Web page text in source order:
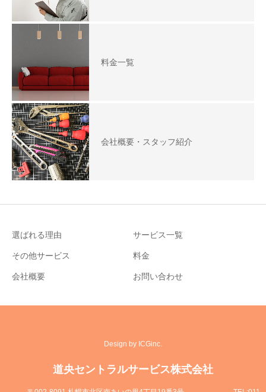
料金一覧
会社概要・スタッフ紹介
選ばれる理由 サービス一覧
その他サービス 料金
会社概要 お問い合わせ
Design by ICGinc.
道央セントラルサービス株式会社